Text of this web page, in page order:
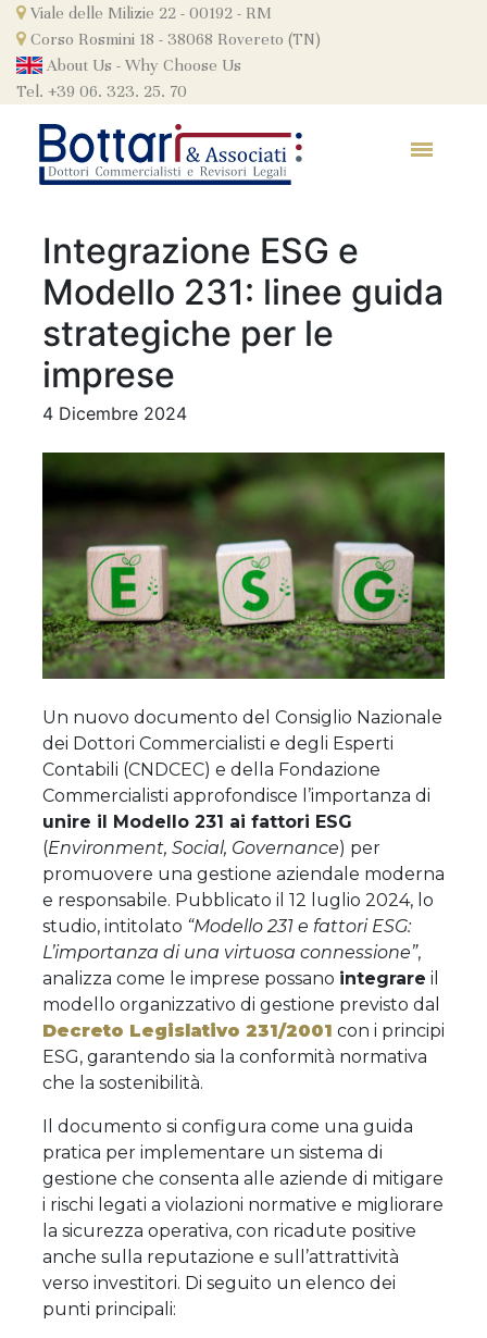
Skip
content
Viale delle Milizie 22 - 00192 - RM
Corso Rosmini 18 - 38068 Rovereto (TN)
About Us - Why Choose Us
Tel. +39 06. 323. 25. 70
Integrazione ESG e
Modello 231: linee guida
strategiche per le
imprese
4 Dicembre 2024
Un nuovo documento del Consiglio Nazionale
dei Dottori Commercialisti e degli Esperti
Contabili (CNDCEC) e della Fondazione
Commercialisti approfondisce l’importanza di
unire il Modello 231 ai fattori ESG
(Environment, Social, Governance) per
promuovere una gestione aziendale moderna
e responsabile. Pubblicato il 12 luglio 2024, lo
studio, intitolato “Modello 231 e fattori ESG:
L’importanza di una virtuosa connessione”,
analizza come le imprese possano integrare il
modello organizzativo di gestione previsto dal
Decreto Legislativo 231/2001 con i principi
ESG, garantendo sia la conformità normativa
che la sostenibilità.
Il documento si configura come una guida
pratica per implementare un sistema di
gestione che consenta alle aziende di mitigare
i rischi legati a violazioni normative e migliorare
la sicurezza operativa, con ricadute positive
anche sulla reputazione e sull’attrattività
verso investitori. Di seguito un elenco dei
punti principali: